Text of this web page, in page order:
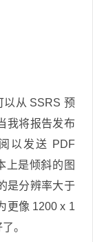
以从 SSRS 预
我将报告发布
以发送 PDF
上是倾斜的图
是分辨率大于
更像 1200 x 1
。